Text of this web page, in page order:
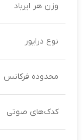
وزن هر ایرباد
نوع درایور
محدوده فرکانس
کدک‌های صوتی